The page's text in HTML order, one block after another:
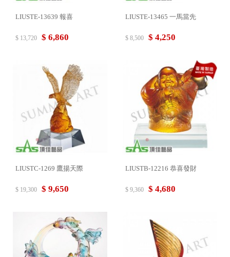
LIUSTE-13639 報喜
$ 13,720 $ 6,860
LIUSTE-13465 一馬當先
$ 8,500 $ 4,250
LIUSTC-1269 鷹揚天際
$ 19,300 $ 9,650
LIUSTB-12216 恭喜發財
$ 9,360 $ 4,680